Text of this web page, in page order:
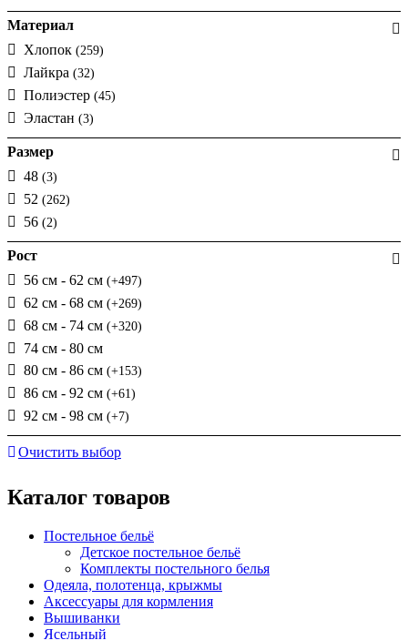
Материал
Хлопок (259)
Лайкра (32)
Полиэстер (45)
Эластан (3)
Размер
48 (3)
52 (262)
56 (2)
Рост
56 см - 62 см (+497)
62 см - 68 см (+269)
68 см - 74 см (+320)
74 см - 80 см
80 см - 86 см (+153)
86 см - 92 см (+61)
92 см - 98 см (+7)
Очистить выбор
Каталог товаров
Постельное бельё
Детское постельное бельё
Комплекты постельного белья
Одеяла, полотенца, крыжмы
Аксессуары для кормления
Вышиванки
Ясельный